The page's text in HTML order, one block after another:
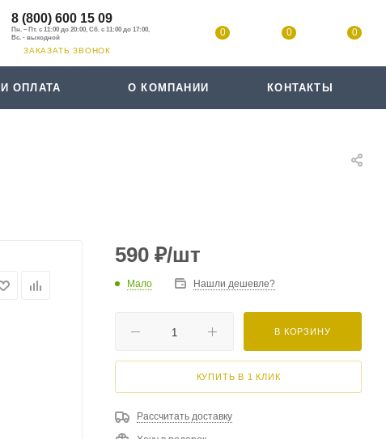
8 (800) 600 15 09
ЗАКАЗАТЬ ЗВОНОК
0 0 0
ОПЛАТА О КОМПАНИИ КОНТАКТЫ
590 ₽/шт
Мало Нашли дешевле?
В КОРЗИНУ
КУПИТЬ В 1 КЛИК
Рассчитать доставку